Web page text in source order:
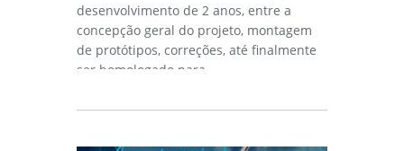
desenvolvimento de 2 anos, entre a
concepção geral do projeto, montagem
de protótipos, correções, até finalmente
ser homologado para...